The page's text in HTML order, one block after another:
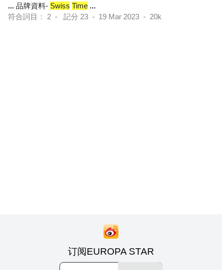
... 品牌資料- Swiss Time ...
符合詞目： 2 - 記分 23 - 19 Mar 2023 - 20k
订阅EUROPA STAR